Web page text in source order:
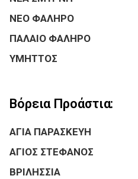
ΝΕΟ ΦΑΛΗΡΟ
ΠΑΛΑΙΟ ΦΑΛΗΡΟ
ΥΜΗΤΤΟΣ
Βόρεια Προάστια:
ΑΓΙΑ ΠΑΡΑΣΚΕΥΗ
ΑΓΙΟΣ ΣΤΕΦΑΝΟΣ
ΒΡΙΛΗΣΣΙΑ